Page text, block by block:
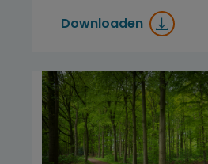
Downloaden